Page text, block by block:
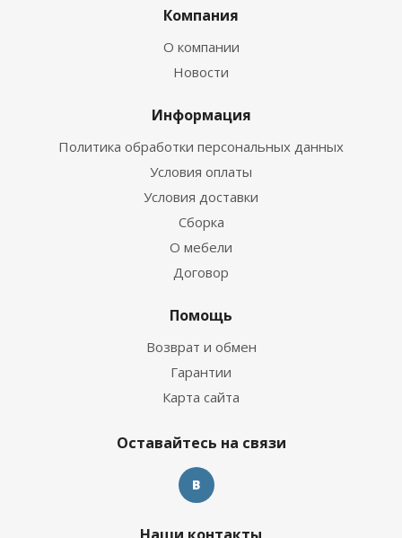
Компания
О компании
Новости
Информация
Политика обработки персональных данных
Условия оплаты
Условия доставки
Сборка
О мебели
Договор
Помощь
Возврат и обмен
Гарантии
Карта сайта
Оставайтесь на связи